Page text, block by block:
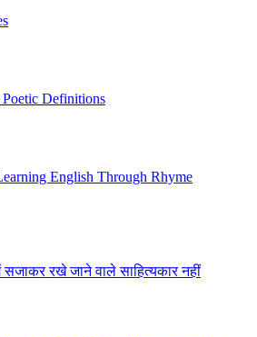
Definitions
English Through Rhyme
रखे जाने वाले साहित्यकार नहीं